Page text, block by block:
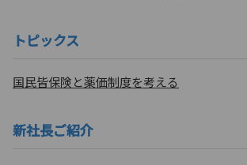
トピックス
国民皆保険と薬価制度を考える
新社長ご紹介